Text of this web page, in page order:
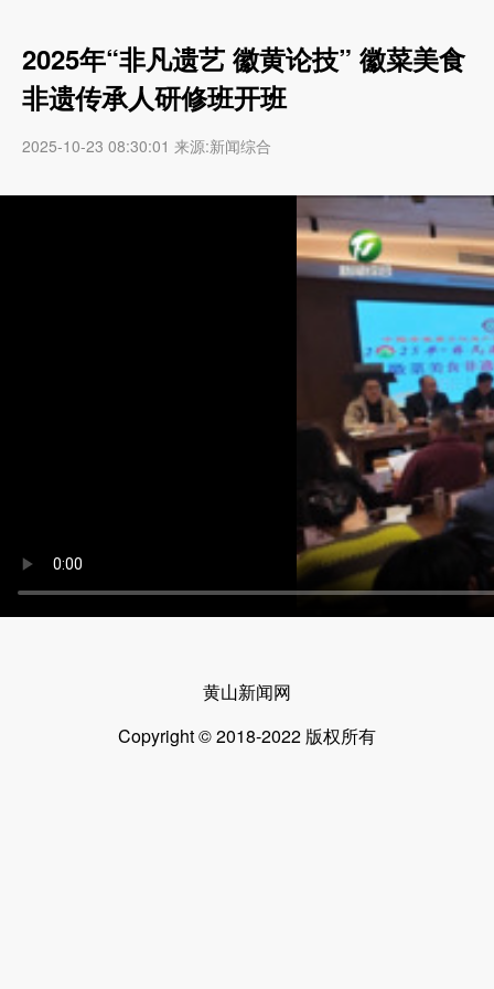
2025年“非凡遗艺 徽黄论技” 徽菜美食
非遗传承人研修班开班
2025-10-23 08:30:01 来源:新闻综合
黄山新闻网
Copyright © 2018-2022 版权所有